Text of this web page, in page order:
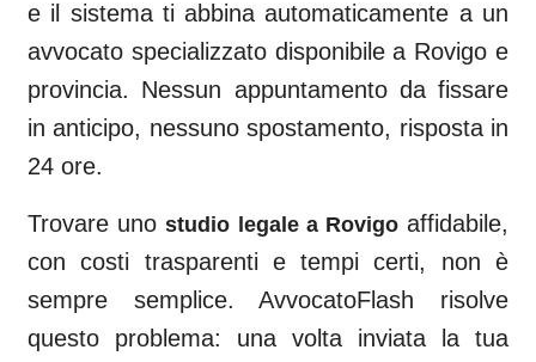
e il sistema ti abbina automaticamente a un
avvocato specializzato disponibile a Rovigo e
provincia. Nessun appuntamento da fissare
in anticipo, nessuno spostamento, risposta in
24 ore.
Trovare unostudio legale a Rovigo affidabile,
con costi trasparenti e tempi certi, non è
sempre semplice. AvvocatoFlash risolve
questo problema: una volta inviata la tua